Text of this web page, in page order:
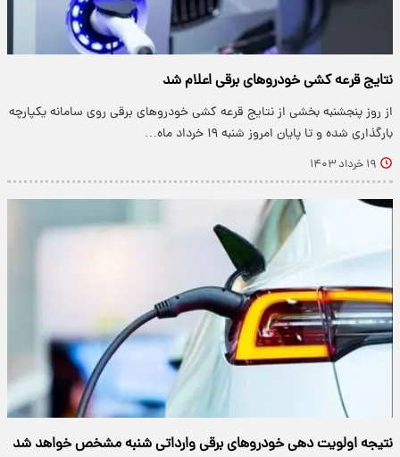
نتایج قرعه کشی خودروهای برقی اعلام شد
از روز پنجشنبه بخشی از نتایج قرعه کشی خودروهای برقی روی سامانه یکپارچه
بارگذاری شده و تا پایان امروز شنبه ۱۹ خرداد ماه…
۱۹ خرداد ۱۴۰۳
نتیجه اولویت دهی خودروهای برقی وارداتی شنبه مشخص خواهد شد